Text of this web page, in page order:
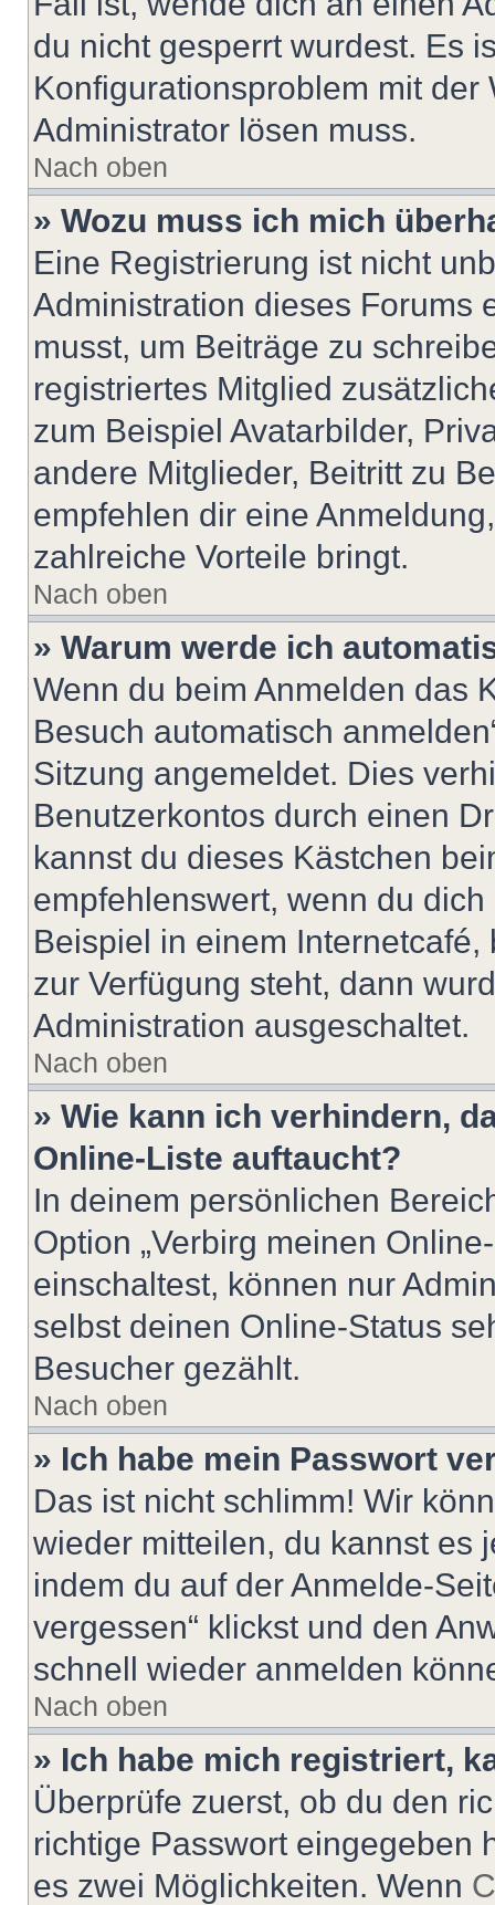
du nicht gesperrt wurdest. Es
Konfigurationsproblem mit
Administrator lösen muss.
Nach oben
» Wozu muss ich mich
Eine Registrierung ist nicht
Administration dieses Forums
musst, um Beiträge zu
registriertes Mitglied
zum Beispiel Avatarbilder,
andere Mitglieder, Beitritt zu
empfehlen dir eine
zahlreiche Vorteile bringt.
Nach oben
» Warum werde ich
Wenn du beim Anmelden das
Besuch automatisch
Sitzung angemeldet. Dies
Benutzerkontos durch einen
kannst du dieses Kästchen
empfehlenswert, wenn du
Beispiel in einem
zur Verfügung steht, dann
Administration ausgeschaltet.
Nach oben
» Wie kann ich verhindern,
Online-Liste auftaucht?
In deinem persönlichen
Option „Verbirg meinen
einschaltest, können nur
selbst deinen Online-Status
Besucher gezählt.
Nach oben
» Ich habe mein Passwort
Das ist nicht schlimm! Wir
wieder mitteilen, du kannst es
indem du auf der Anmelde-
vergessen“ klickst und den
schnell wieder anmelden
Nach oben
» Ich habe mich registriert,
Überprüfe zuerst, ob du den
richtige Passwort eingegeben
es zwei Möglichkeiten. Wenn